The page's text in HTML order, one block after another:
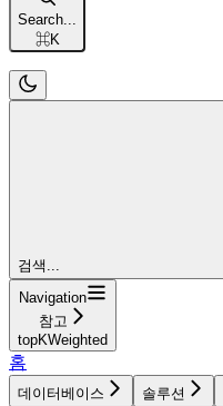
Search...
⌘K
검색...
Navigation
참고
topKWeighted
홈
데이터베이스 솔루션